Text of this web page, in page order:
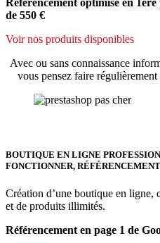
Référencement optimisé en
de 550 €
Voir nos produits disponibles
Avec ou sans connaissance
vous pensez faire
BOUTIQUE EN LIGNE
FONCTIONNER,
Création d’une boutique en ligne,
et de produits illimités.
Référencement en page 1 de